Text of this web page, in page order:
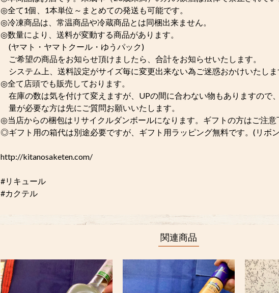
◎全て1個、1本単位～まとめての発送も可能です。
◎冷凍商品は、常温商品や冷蔵商品とは同梱出来ません。
◎数量により、送料が変動する商品があります。
(ヤマト・ヤマトクール・ゆうパック)
ご希望の商品をお知らせ頂けましたら、合計をお知らせいたします。
システム上、送料設定がサイズ毎に変更出来ない為ご迷惑おかけいたしま
◎全て店頭でも販売しております。
在庫の数は気を付けて変えますが、UPの間に合わない物もありますので、
量が必要な方は先にご質問お願いいたします。
◎当店からの梱包はリサイクルダンボールになります。ギフトの方はご注意
◎ギフト用の箱代は別途必要ですが、ギフト用ラッピング無料です。(リボ
http://kitanosaketen.com/
#リキュール
#カクテル
関連商品